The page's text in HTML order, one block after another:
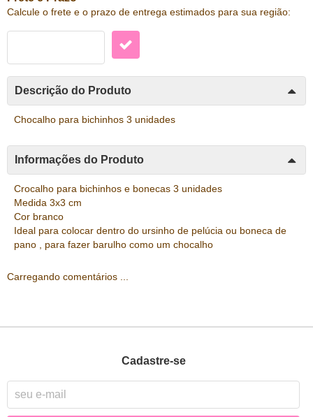
Calcule o frete e o prazo de entrega estimados para sua região:
Descrição do Produto
Chocalho para bichinhos 3 unidades
Informações do Produto
Crocalho para bichinhos e bonecas 3 unidades
Medida 3x3 cm
Cor branco
Ideal para colocar dentro do ursinho de pelúcia ou boneca de
pano , para fazer barulho como um chocalho
Carregando comentários ...
Cadastre-se